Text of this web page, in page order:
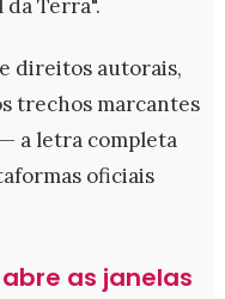
da Terra".
direitos autorais,
trechos marcantes
a letra completa
oficiais
as janelas